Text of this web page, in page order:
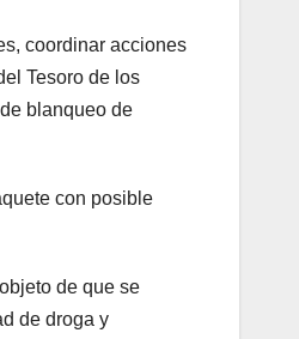
coordinar acciones
Tesoro de los
blanqueo de
con posible
de que se
de droga y